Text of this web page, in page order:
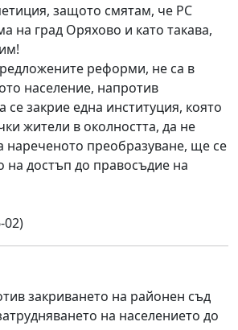
защото смятам, че РС
на град Оряхово и като такава,
реформи, не са в
население, напротив
се закрие една институция, която
жители в околността, да не
нареченото преобразуване, ще се
на достъп до правосъдие на
02)
закриването на районен съд
на населението до